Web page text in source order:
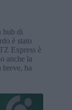
hub di
è stato
Express è
anche la
breve, ha